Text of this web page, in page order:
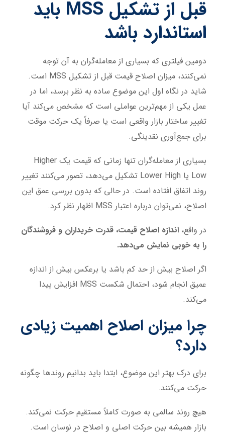
قبل از تشکیل MSS باید
استاندارد باشد
دومین فیلتری که بسیاری از معامله‌گران به آن توجه
نمی‌کنند، میزان اصلاح قیمت قبل از تشکیل MSS است.
شاید در نگاه اول این موضوع ساده به نظر برسد، اما در
عمل یکی از مهم‌ترین عواملی است که مشخص می‌کند آیا
تغییر ساختار بازار واقعی است یا صرفاً یک حرکت موقت
برای جمع‌آوری نقدینگی.
بسیاری از معامله‌گران تنها زمانی که قیمت یک Higher
Low یا Lower High تشکیل می‌دهد، تصور می‌کنند تغییر
روند اتفاق افتاده است. در حالی که بدون بررسی عمق این
اصلاح، نمی‌توان درباره اعتبار MSS اظهار نظر کرد.
در واقع،اندازه اصلاح قیمت، قدرت خریداران و فروشندگان
را به خوبی نمایش می‌دهد.
اگر اصلاح بیش از حد کم باشد یا برعکس بیش از اندازه
عمیق انجام شود، احتمال شکست MSS افزایش پیدا
می‌کند.
چرا میزان اصلاح اهمیت زیادی
دارد؟
برای درک بهتر این موضوع، ابتدا باید بدانیم روندها چگونه
حرکت می‌کنند.
هیچ روند سالمی به صورت کاملاً مستقیم حرکت نمی‌کند.
بازار همیشه بین حرکت اصلی و اصلاح در نوسان است.